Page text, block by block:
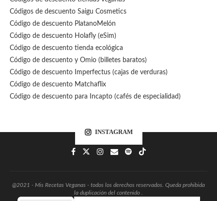
Códigos de descuento Saigu Cosmetics
Código de descuento PlatanoMelón
Código de descuento Holafly (eSim)
Código de descuento tienda ecológica
Código de descuento y Omio (billetes baratos)
Código de descuento Imperfectus (cajas de verduras)
Código de descuento Matchaflix
Código de descuento para Incapto (cafés de especialidad)
INSTAGRAM
@2021 - Mis Recetas Veganas - todos los derechos reservados. Queda prohibida
la duplicación del contenido .